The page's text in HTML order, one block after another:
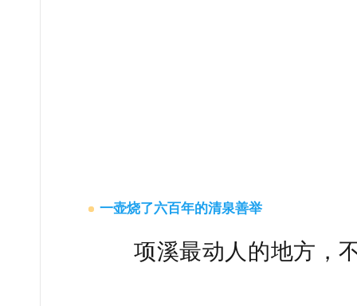
一壶烧了六百年的清泉善举
项溪最动人的地方，不